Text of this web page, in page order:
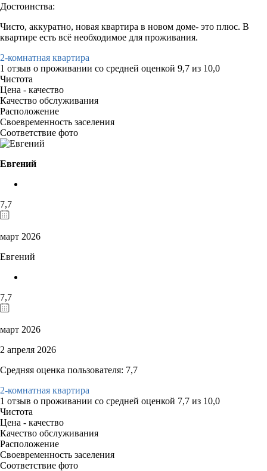
Достоинства:
Чисто, аккуратно, новая квартира в новом доме- это плюс. В
квартире есть всё необходимое для проживания.
2-комнатная квартира
1 отзыв о проживании со средней оценкой 9,7 из 10,0
Чистота
Цена - качество
Качество обслуживания
Расположение
Своевременность заселения
Соответствие фото
Евгений
7,7
март 2026
Евгений
7,7
март 2026
2 апреля 2026
Средняя оценка пользователя: 7,7
2-комнатная квартира
1 отзыв о проживании со средней оценкой 7,7 из 10,0
Чистота
Цена - качество
Качество обслуживания
Расположение
Своевременность заселения
Соответствие фото